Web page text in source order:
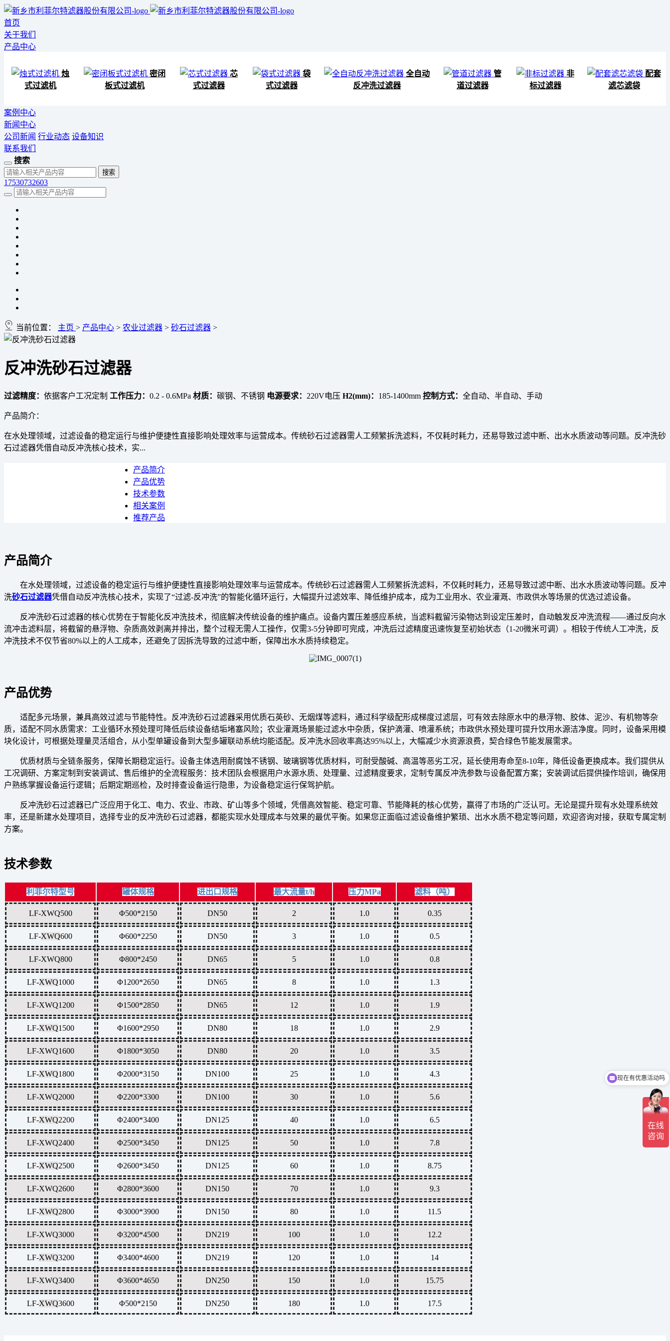
首页
关于我们
产品中心
烛
式过滤机
密闭
板式过滤机
芯
式过滤器
袋
式过滤器
全自动
反冲洗过滤器
管
道过滤器
非
标过滤器
配套
滤芯滤袋
案例中心
新闻中心
公司新闻 行业动态 设备知识
联系我们
搜索
17530732603
当前位置： 主页 > 产品中心 > 农业过滤器 > 砂石过滤器 >
反冲洗砂石过滤器
过滤精度： 依据客户工况定制 工作压力： 0.2 - 0.6MPa 材质： 碳钢、不锈钢 电源要求： 220V电压 H2(mm)： 185-1400mm 控制方式： 全自动、半自动、手动
产品简介：
在水处理领域，过滤设备的稳定运行与维护便捷性直接影响处理效率与运营成本。传统砂石过滤器需人工频繁拆洗滤料，不仅耗时耗力，还易导致过滤中断、出水水质波动等问题。反冲洗砂
石过滤器凭借自动反冲洗核心技术，实...
产品简介
产品优势
技术参数
相关案例
推荐产品
产品简介
在水处理领域，过滤设备的稳定运行与维护便捷性直接影响处理效率与运营成本。传统砂石过滤器需人工频繁拆洗滤料，不仅耗时耗力，还易导致过滤中断、出水水质波动等问题。反冲
洗砂石过滤器凭借自动反冲洗核心技术，实现了“过滤-反冲洗”的智能化循环运行，大幅提升过滤效率、降低维护成本，成为工业用水、农业灌溉、市政供水等场景的优选过滤设备。
反冲洗砂石过滤器的核心优势在于智能化反冲洗技术，彻底解决传统设备的维护痛点。设备内置压差感应系统，当滤料截留污染物达到设定压差时，自动触发反冲洗流程——通过反向水
流冲击滤料层，将截留的悬浮物、杂质高效剥离并排出，整个过程无需人工操作，仅需3-5分钟即可完成，冲洗后过滤精度迅速恢复至初始状态（1-20微米可调）。相较于传统人工冲洗，反
冲洗技术不仅节省80%以上的人工成本，还避免了因拆洗导致的过滤中断，保障出水水质持续稳定。
产品优势
适配多元场景，兼具高效过滤与节能特性。反冲洗砂石过滤器采用优质石英砂、无烟煤等滤料，通过科学级配形成梯度过滤层，可有效去除原水中的悬浮物、胶体、泥沙、有机物等杂
质，适配不同水质需求：工业循环水预处理可降低后续设备结垢堵塞风险；农业灌溉场景能过滤水中杂质，保护滴灌、喷灌系统；市政供水预处理可提升饮用水源洁净度。同时，设备采用模
块化设计，可根据处理量灵活组合，从小型单罐设备到大型多罐联动系统均能适配。反冲洗水回收率高达95%以上，大幅减少水资源浪费，契合绿色节能发展需求。
优质材质与全链条服务，保障长期稳定运行。设备主体选用耐腐蚀不锈钢、玻璃钢等优质材料，可耐受酸碱、高温等恶劣工况，延长使用寿命至8-10年，降低设备更换成本。我们提供从
工况调研、方案定制到安装调试、售后维护的全流程服务：技术团队会根据用户水源水质、处理量、过滤精度要求，定制专属反冲洗参数与设备配置方案；安装调试后提供操作培训，确保用
户熟练掌握设备运行逻辑；后期定期巡检，及时排查设备运行隐患，为设备稳定运行保驾护航。
反冲洗砂石过滤器已广泛应用于化工、电力、农业、市政、矿山等多个领域，凭借高效智能、稳定可靠、节能降耗的核心优势，赢得了市场的广泛认可。无论是提升现有水处理系统效
率，还是新建水处理项目，选择专业的反冲洗砂石过滤器，都能实现水处理成本与效果的最优平衡。如果您正面临过滤设备维护繁琐、出水水质不稳定等问题，欢迎咨询对接，获取专属定制
方案。
技术参数
利菲尔特型号 罐体规格 进出口规格 最大流量t/h 压力MPa 滤料（吨）
LF-XWQ500 Φ500*2150 DN50 2 1.0 0.35
LF-XWQ600 Φ600*2250 DN50 3 1.0 0.5
LF-XWQ800 Φ800*2450 DN65 5 1.0 0.8
LF-XWQ1000 Φ1200*2650 DN65 8 1.0 1.3
LF-XWQ1200 Φ1500*2850 DN65 12 1.0 1.9
LF-XWQ1500 Φ1600*2950 DN80 18 1.0 2.9
LF-XWQ1600 Φ1800*3050 DN80 20 1.0 3.5
LF-XWQ1800 Φ2000*3150 DN100 25 1.0 4.3
LF-XWQ2000 Φ2200*3300 DN100 30 1.0 5.6
LF-XWQ2200 Φ2400*3400 DN125 40 1.0 6.5
LF-XWQ2400 Φ2500*3450 DN125 50 1.0 7.8
LF-XWQ2500 Φ2600*3450 DN125 60 1.0 8.75
LF-XWQ2600 Φ2800*3600 DN150 70 1.0 9.3
LF-XWQ2800 Φ3000*3900 DN150 80 1.0 11.5
LF-XWQ3000 Φ3200*4500 DN219 100 1.0 12.2
LF-XWQ3200 Φ3400*4600 DN219 120 1.0 14
LF-XWQ3400 Φ3600*4650 DN250 150 1.0 15.75
LF-XWQ3600 Φ500*2150 DN250 180 1.0 17.5
现在有优惠活动吗